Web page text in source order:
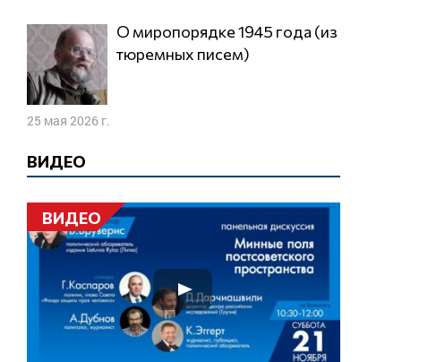
О миропорядке 1945 года (из
тюремных писем)
25 мая 2026 г.
ВИДЕО
ВИДЕО